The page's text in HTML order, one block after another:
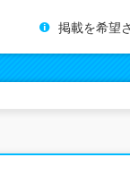
掲載を希望